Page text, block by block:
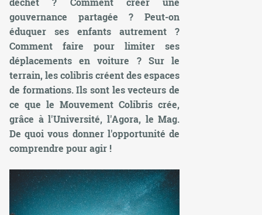
gouvernance partagée ? Peut-on
éduquer ses enfants autrement ?
Comment faire pour limiter ses
déplacements en voiture ? Sur le
terrain, les colibris créent des espaces
de formations. Ils sont les vecteurs de
ce que le Mouvement Colibris crée,
grâce à l'Université, l'Agora, le Mag.
De quoi vous donner l'opportunité de
comprendre pour agir !